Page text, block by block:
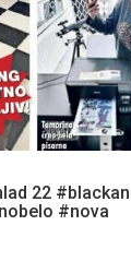
22
#nova